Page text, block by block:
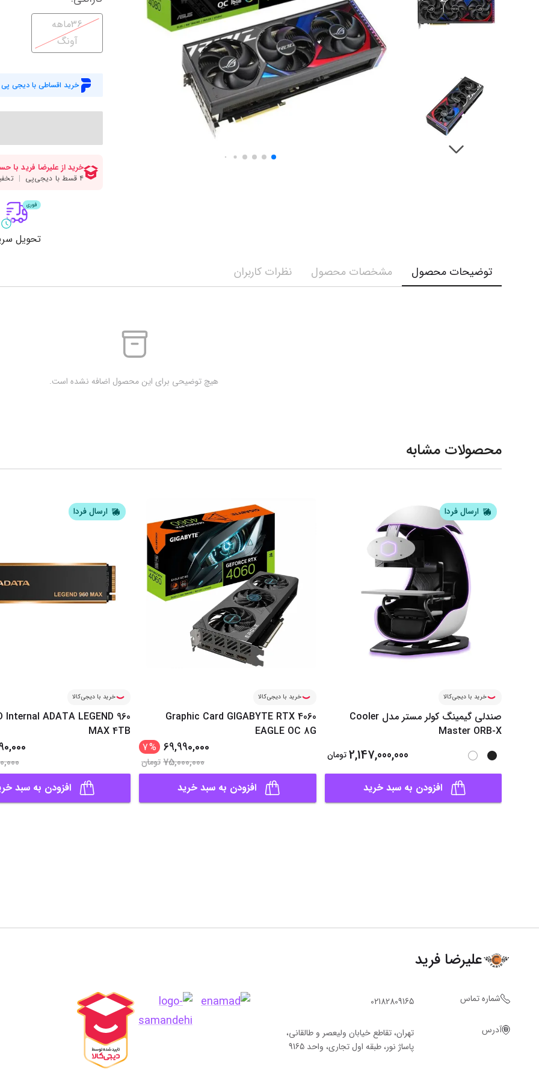
اکسسوری
36ماهه
آونگ
خرید اقساطی با دیجی پی
تحویل
توضیحات محصول مشخصات محصول نظرات کاربران
هیچ توضیحی برای این محصول اضافه نشده است.
محصولات مشابه
ارسال فردا
خرید با دیجی‌کالا
صندلی گیمینگ کولر مستر مدل Cooler
Master ORB-X
2,147,000,000 تومان
افزودن به سبد خرید
خرید با دیجی‌کالا
Graphic Card GIGABYTE RTX 4060
EAGLE OC 8G
69,990,000
%
7
75,000,000تومان
افزودن به سبد خرید
ارسال فردا
خرید با دیجی‌کالا
Internal ADATA LEGEND 960
MAX 4TB
افزودن به سبد
علیرضا فرید
شماره تماس 02182809165
آدرس
تهران، تقاطع خیابان ولیعصر و طالقانی،
پاساژ نور، طبقه اول تجاری، واحد 9165